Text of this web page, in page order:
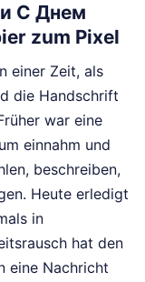
С Днем
zum Pixel
einer Zeit, als
die Handschrift
war eine
einnahm und
beschreiben,
Heute erledigt
in
hat den
eine Nachricht